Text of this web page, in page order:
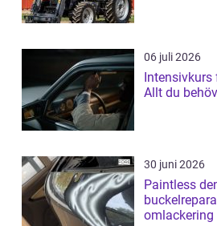
06 juli 2026
Allt du
30 juni 2026
Paintless dent
omlackering